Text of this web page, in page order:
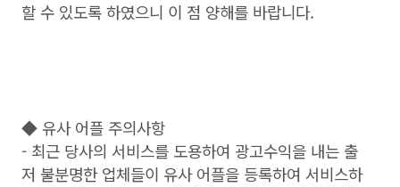
할 수 있도록 하였으니 이 점 양해를 바랍니다.
◆ 유사 어플 주의사항
- 최근 당사의 서비스를 도용하여 광고수익을 내는 출
저 불분명한 업체들이 유사 어플을 등록하여 서비스하